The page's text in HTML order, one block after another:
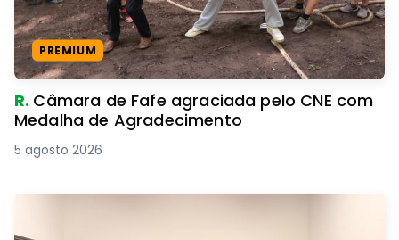
PREMIUM
R. Câmara de Fafe agraciada pelo CNE com
Medalha de Agradecimento
5 agosto 2026